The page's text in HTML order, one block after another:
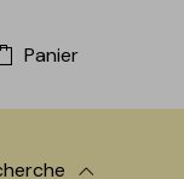
dans la
Panier